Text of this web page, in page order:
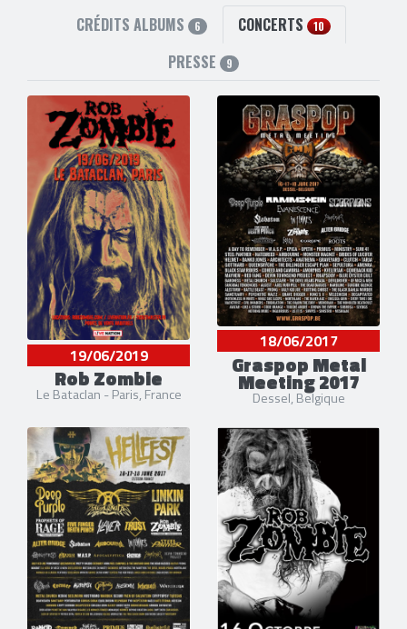
CRÉDITS ALBUMS 6 CONCERTS 10
PRESSE 9
19/06/2019
Rob Zombie
Le Bataclan - Paris, France
18/06/2017
Graspop Metal
Meeting 2017
Dessel, Belgique